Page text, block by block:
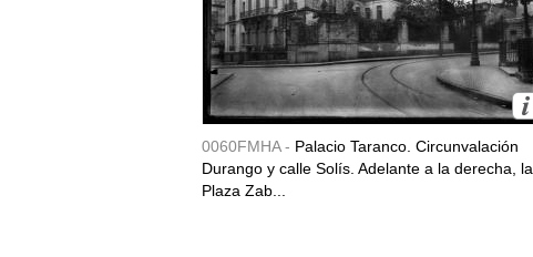
0060FMHA - Palacio Taranco. Circunvalación
Durango y calle Solís. Adelante a la derecha, la
Plaza Zab...